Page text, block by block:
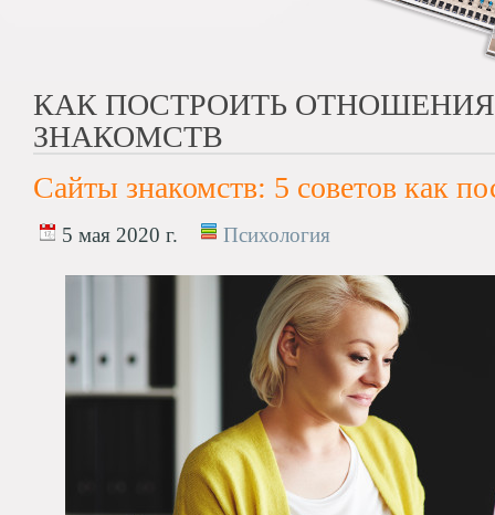
КАК ПОСТРОИТЬ
ЗНАКОМСТВ
Сайты знакомств: 5 советов как
5 мая 2020 г. Психология